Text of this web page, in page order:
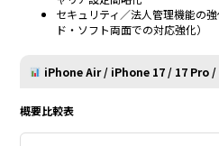
セキュリティ／法人管理機能の
ド・ソフト両面での対応強化）
iPhone Air / iPhone 17 / 17 Pro /
概要比較表